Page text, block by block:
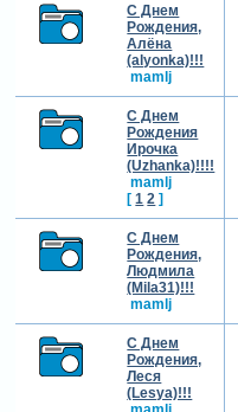
С Днем
Рождения,
Алёна
(alyonka)!!!
mamlj
С Днем
Рождения
Ирочка
(Uzhanka)!!!!
mamlj
[ 1 2 ]
С Днем
Рождения,
Людмила
(Mila31)!!!
mamlj
С Днем
Рождения,
Леся
(Lesya)!!!